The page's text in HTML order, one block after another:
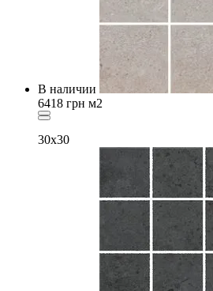
В наличии
6418 грн м2
30x30